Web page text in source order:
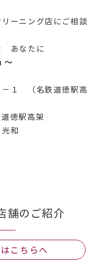
リーニング店にご相談
あなたに
～
－１ （名鉄道徳駅高
徳駅高架
和
舗のご紹介
こちらへ